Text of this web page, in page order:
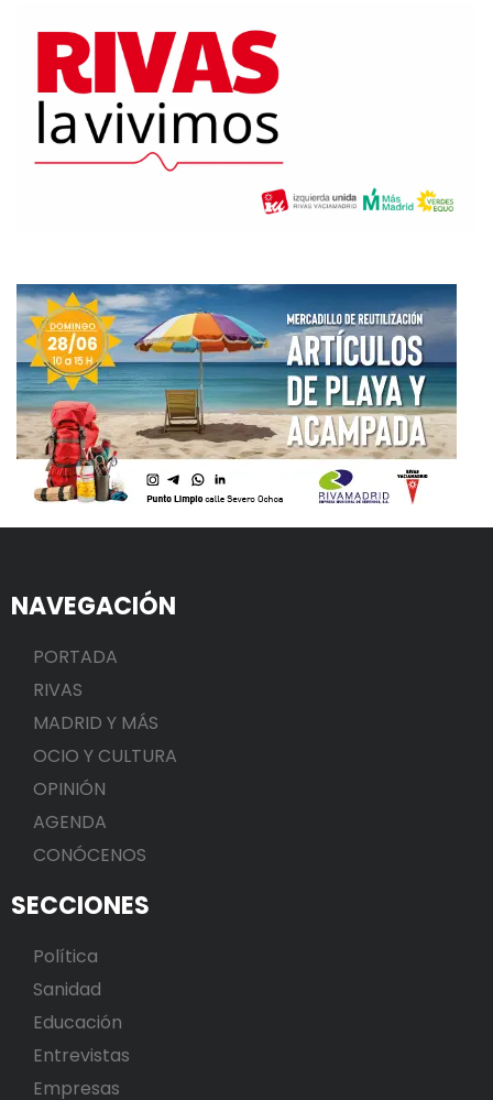
NAVEGACIÓN
PORTADA
RIVAS
MADRID Y MÁS
OCIO Y CULTURA
OPINIÓN
AGENDA
CONÓCENOS
SECCIONES
Política
Sanidad
Educación
Entrevistas
Empresas